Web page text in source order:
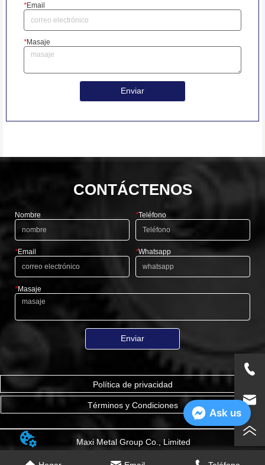
*Email
*Masaje
Enviar
CONTÁCTENOS
Nombre *Teléfono
*Email *Whatsapp
*Masaje
Enviar
Política de privacidad
Términos y Condiciones
Maxi Metal Group Co., Limited
Ask us